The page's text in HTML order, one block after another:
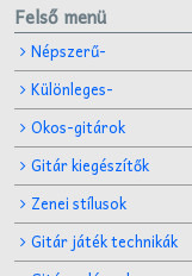
Felső menü
Népszerű-
Különleges-
Okos-gitárok
Gitár kiegészítők
Zenei stílusok
Gitár játék technikák